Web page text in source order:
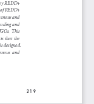
219
REDD+
of REDD+
and
and
This
that the
designed.
and